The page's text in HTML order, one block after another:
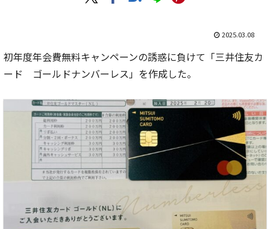
2025.03.08
初年度年会費無料キャンペーンの誘惑に負けて「三井住友カ
ード ゴールドナンバーレス」を作成した。